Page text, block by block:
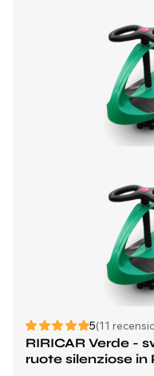
5(11
RIRICAR Verde -
ruote silenziose in